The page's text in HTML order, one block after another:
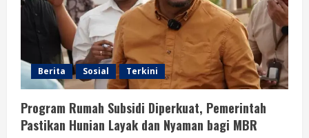
Berita Sosial Terkini
Program Rumah Subsidi Diperkuat, Pemerintah
Pastikan Hunian Layak dan Nyaman bagi MBR